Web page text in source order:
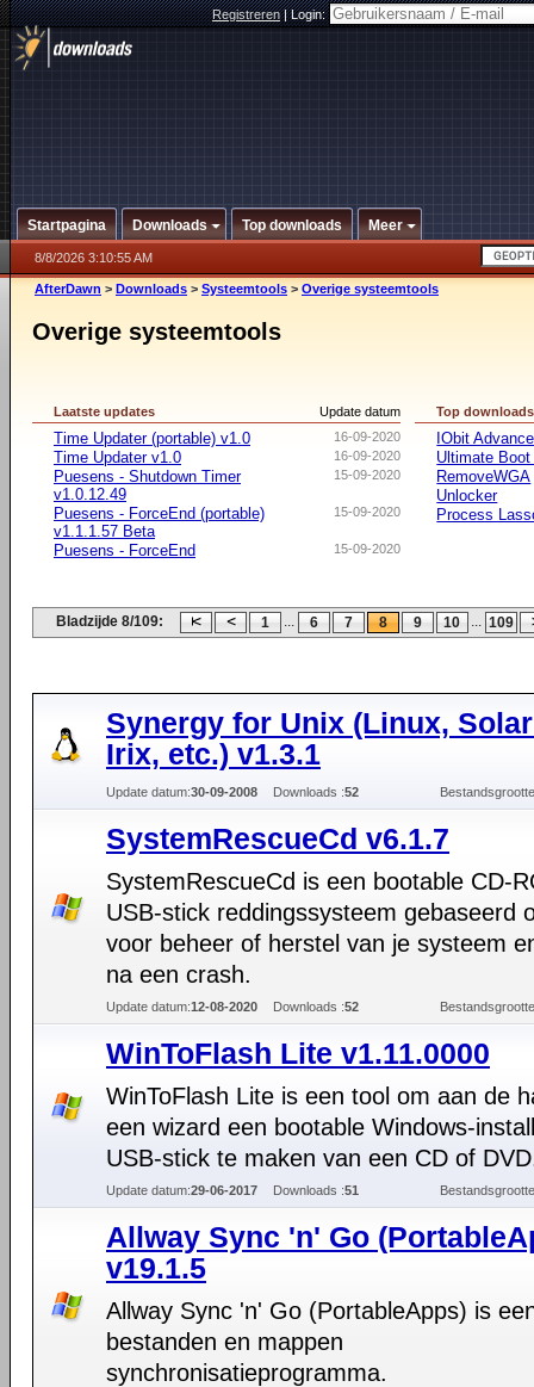
Registreren|Login:
Startpagina Downloads Top downloads Meer
8/8/2026 3:10:55 AM
AfterDawn > Downloads > Systeemtools > Overige systeemtools
Overige systeemtools
Update datum
Laatste updates
16-09-2020
Time Updater (portable) v1.0
16-09-2020
Time Updater v1.0
15-09-2020
Puesens - Shutdown Timer
v1.0.12.49
15-09-2020
Puesens - ForceEnd (portable)
v1.1.1.57 Beta
15-09-2020
Puesens - ForceEnd
Top downloads
IObit
Ultimate
RemoveWGA
Unlocker
Process
Bladzijde 8/109: 1 ... 6 7 8 9 10 ... 109
Synergy for Unix (Linux,
Irix, etc.) v1.3.1
Update datum:30-09-2008 Downloads :52
SystemRescueCd v6.1.7
SystemRescueCd is een bootable CD-
USB-stick reddingssysteem gebaseerd
voor beheer of herstel van je systeem
na een crash.
Update datum:12-08-2020 Downloads :52
WinToFlash Lite v1.11.0000
WinToFlash Lite is een tool om aan de
een wizard een bootable Windows-
USB-stick te maken van een CD of
Update datum:29-06-2017 Downloads :51
Allway Sync 'n' Go
v19.1.5
Allway Sync 'n' Go (PortableApps) is
bestanden en mappen
synchronisatieprogramma.